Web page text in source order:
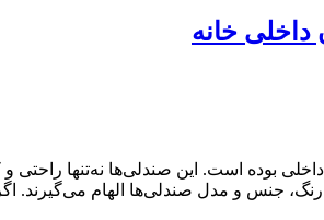
بوده است. این صندلی‌ها نه‌تنها راحتی
جنس و مدل صندلی‌ها الهام می‌گیرند.